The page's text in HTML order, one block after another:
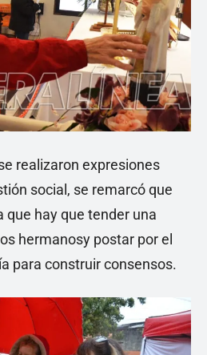
realizaron expresiones
social, se remarcó que
que hay que tender una
hermanosy postar por el
para construir consensos.